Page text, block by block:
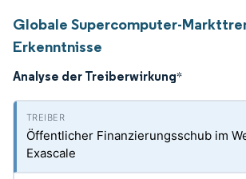
Globale Supercomputer-
Erkenntnisse
Analyse der Treiberwirkung*
Öffentlicher Finanzierungsschub im
Exascale